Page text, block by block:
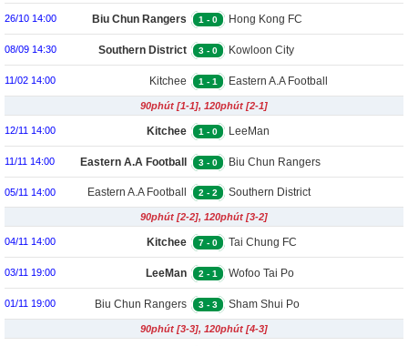
26/10 14:00 Biu Chun Rangers 1 - 0 Hong Kong FC
08/09 14:30 Southern District 3 - 0 Kowloon City
11/02 14:00 Kitchee 1 - 1 Eastern A.A Football
Team
90phút [1-1], 120phút [2-1]
12/11 14:00 Kitchee 1 - 0 LeeMan
11/11 14:00 Eastern A.A Football
Team
3 - 0 Biu Chun Rangers
05/11 14:00 Eastern A.A Football
Team
2 - 2 Southern District
90phút [2-2], 120phút [3-2]
04/11 14:00 Kitchee 7 - 0 Tai Chung FC
03/11 19:00 LeeMan 2 - 1 Wofoo Tai Po
01/11 19:00 Biu Chun Rangers 3 - 3 Sham Shui Po
90phút [3-3], 120phút [4-3]